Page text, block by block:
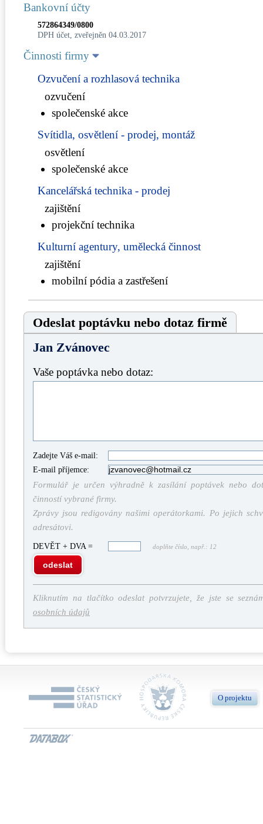
Bankovní účty
572864349/0800
DPH účet, zveřejněn 04.03.2017
Činnosti firmy
Ozvučení a rozhlasová technika
ozvučení
společenské akce
Svítidla, osvětlení - prodej, montáž
osvětlení
společenské akce
Kancelářská technika - prodej
zajištění
projekční technika
Kulturní agentury, umělecká činnost
zajištění
mobilní pódia a zastřešení
Odeslat poptávku nebo dotaz firmě
Jan Zvánovec
Vaše poptávka nebo dotaz:
Zadejte Váš e-mail:
E-mail příjemce:
Formulář je určen výhradně k zasílání poptávek nebo
činností vybrané firmy.
Zprávy jsou redigovány našimi operátorkami. Po jejich
adresátovi.
DEVĚT + DVA = doplňte číslo, např.: 12
odeslat
Kliknutím na tlačítko odeslat potvrzujete, že jste se
osobních údajů
O projektu